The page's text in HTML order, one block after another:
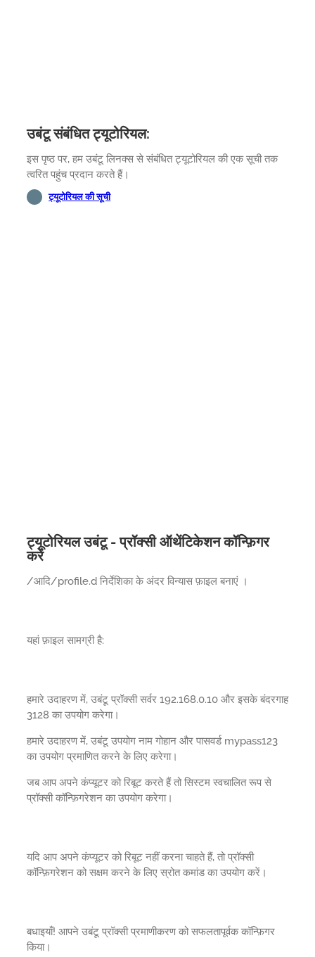
उबंटू संबंधित ट्यूटोरियल:
इस पृष्ठ पर, हम उबंटू लिनक्स से संबंधित ट्यूटोरियल की एक सूची तक
त्वरित पहुंच प्रदान करते हैं।
ट्यूटोरियल की सूची
ट्यूटोरियल उबंटू - प्रॉक्सी ऑथेंटिकेशन कॉन्फ़िगर
करें
/आदि/profile.d निर्देशिका के अंदर विन्यास फ़ाइल बनाएं ।
यहां फ़ाइल सामग्री है:
हमारे उदाहरण में, उबंटू प्रॉक्सी सर्वर 192.168.0.10 और इसके बंदरगाह
3128 का उपयोग करेगा।
हमारे उदाहरण में, उबंटू उपयोग नाम गोहान और पासवर्ड mypass123
का उपयोग प्रमाणित करने के लिए करेगा।
जब आप अपने कंप्यूटर को रिबूट करते हैं तो सिस्टम स्वचालित रूप से
प्रॉक्सी कॉन्फ़िगरेशन का उपयोग करेगा।
यदि आप अपने कंप्यूटर को रिबूट नहीं करना चाहते हैं, तो प्रॉक्सी
कॉन्फ़िगरेशन को सक्षम करने के लिए स्रोत कमांड का उपयोग करें।
बधाइयाँ! आपने उबंटू प्रॉक्सी प्रमाणीकरण को सफलतापूर्वक कॉन्फ़िगर
किया।